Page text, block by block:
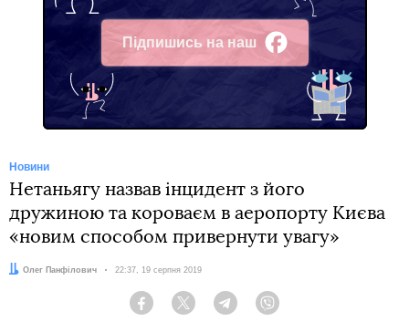
Підпишись на наш
Facebook
Новини
Нетаньягу назвав інцидент з його
дружиною та короваєм в аеропорту Києва
«новим способом привернути увагу»
Автор:
Олег Панфілович Дата:
22:37, 19 серпня 2019
Facebook Twitter Telegram